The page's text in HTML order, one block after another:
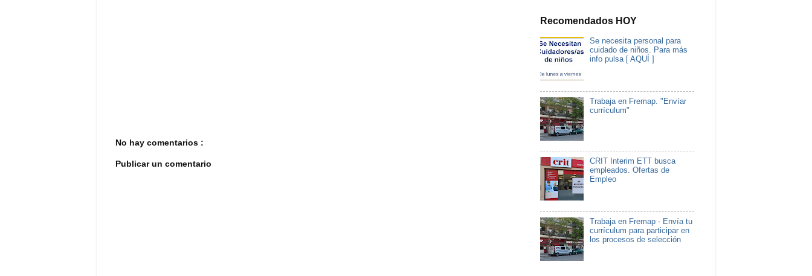
No hay comentarios :
Publicar un comentario
Recomendados HOY
Se necesita personal para
cuidado de niños. Para más
info pulsa [ AQUÍ ]
Trabaja en Fremap. "Envíar
currículum"
CRIT Interim ETT busca
empleados. Ofertas de
Empleo
Trabaja en Fremap - Envía tu
currículum para participar en
los procesos de selección